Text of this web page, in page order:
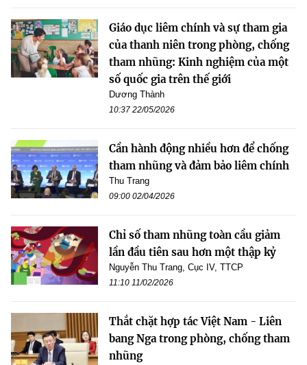
Giáo dục liêm chính và sự tham gia
của thanh niên trong phòng, chống
tham nhũng: Kinh nghiệm của một
số quốc gia trên thế giới
Dương Thành
10:37 22/05/2026
Cần hành động nhiều hơn để chống
tham nhũng và đảm bảo liêm chính
Thu Trang
09:00 02/04/2026
Chỉ số tham nhũng toàn cầu giảm
lần đầu tiên sau hơn một thập kỷ
Nguyễn Thu Trang, Cục IV, TTCP
11:10 11/02/2026
Thắt chặt hợp tác Việt Nam - Liên
bang Nga trong phòng, chống tham
nhũng